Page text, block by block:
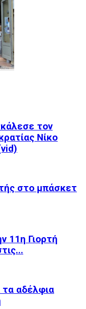
τον
Νίκο
στο μπάσκετ
11η Γιορτή
τα αδέλφια